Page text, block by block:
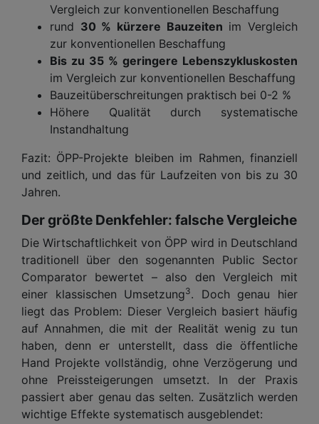
Vergleich zur konventionellen Beschaffung
rund 30 % kürzere Bauzeiten im Vergleich
zur konventionellen Beschaffung
Bis zu 35 % geringere Lebenszykluskosten
im Vergleich zur konventionellen Beschaffung
Bauzeitüberschreitungen praktisch bei 0-2 %
Höhere Qualität durch systematische
Instandhaltung
Fazit: ÖPP-Projekte bleiben im Rahmen, finanziell
und zeitlich, und das für Laufzeiten von bis zu 30
Jahren.
Der größte Denkfehler: falsche Vergleiche
Die Wirtschaftlichkeit von ÖPP wird in Deutschland
traditionell über den sogenannten Public Sector
Comparator bewertet – also den Vergleich mit
einer klassischen Umsetzung3. Doch genau hier
liegt das Problem: Dieser Vergleich basiert häufig
auf Annahmen, die mit der Realität wenig zu tun
haben, denn er unterstellt, dass die öffentliche
Hand Projekte vollständig, ohne Verzögerung und
ohne Preissteigerungen umsetzt. In der Praxis
passiert aber genau das selten. Zusätzlich werden
wichtige Effekte systematisch ausgeblendet: